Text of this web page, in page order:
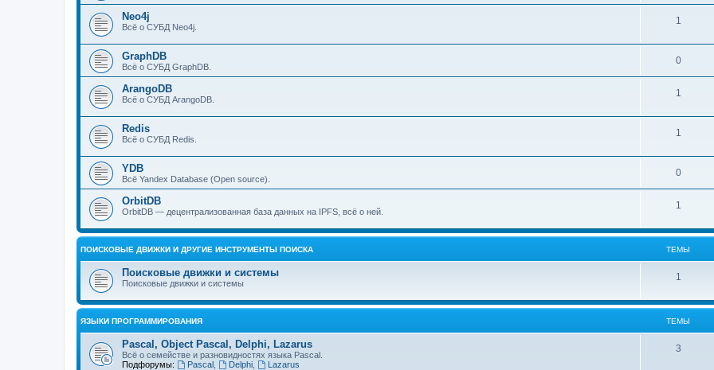
Neo4j
Всё о СУБД Neo4j.
1
GraphDB
Всё о СУБД GraphDB.
0
ArangoDB
Всё о СУБД ArangoDB.
1
Redis
Всё о СУБД Redis.
1
YDB
Всё Yandex Database (Open source).
0
OrbitDB
OrbitDB — децентрализованная база данных на IPFS, всё о ней.
1
ПОИСКОВЫЕ ДВИЖКИ И ДРУГИЕ ИНСТРУМЕНТЫ ПОИСКА ТЕМЫ
Поисковые движки и системы
Поисковые движки и системы
1
ЯЗЫКИ ПРОГРАММИРОВАНИЯ ТЕМЫ
Pascal, Object Pascal, Delphi, Lazarus
Всё о семействе и разновидностях языка Pascal.
Подфорумы:
Pascal, Delphi, Lazarus
3